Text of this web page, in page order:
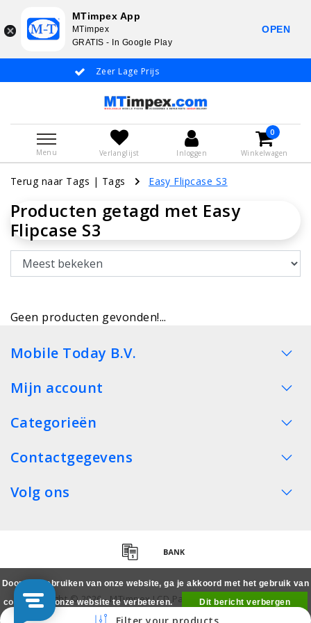
Zeer Lage Prijs
Menu Verlanglijst Inloggen
0
Winkelwagen
Terug naar Tags | Tags Easy Flipcase S3
Producten getagd met Easy
Flipcase S3
Geen producten gevonden!...
Mobile Today B.V.
Mijn account
Categorieën
Contactgegevens
Volg ons
Copyright © 2026 - MTimpex LCD Parts Cases Groothandel
Smartphone - All rights reserved
Door het gebruiken van onze website, ga je akkoord met het gebruik van
cookies om onze website te verbeteren.
Dit bericht verbergen
Meer over cookies »
MTimpex App
MTimpex
GRATIS - In Google Play
OPEN